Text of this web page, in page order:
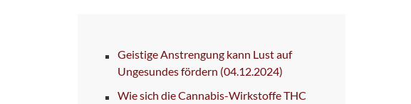
Geistige Anstrengung kann Lust auf
Ungesundes fördern (04.12.2024)
Wie sich die Cannabis-Wirkstoffe THC